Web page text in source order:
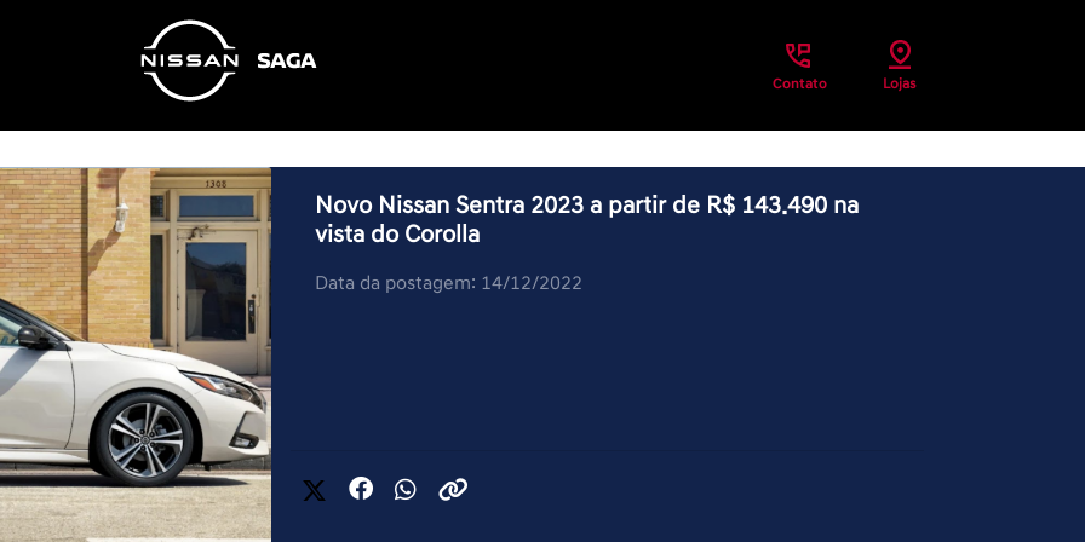
Contato Lojas
Novo Nissan Sentra 2023 a partir de R$ 143.490 na
vista do Corolla
Data da postagem: 14/12/2022